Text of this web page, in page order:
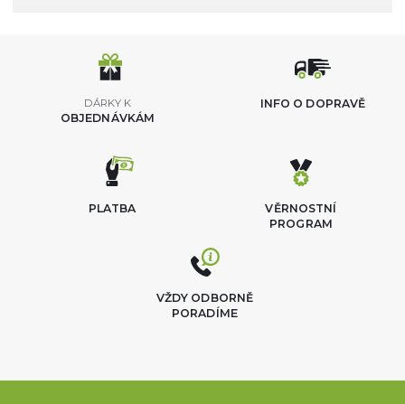
DÁRKY K
OBJEDNÁVKÁM
INFO O DOPRAVĚ
VĚRNOSTNÍ
PROGRAM
PLATBA
VŽDY ODBORNĚ
PORADÍME